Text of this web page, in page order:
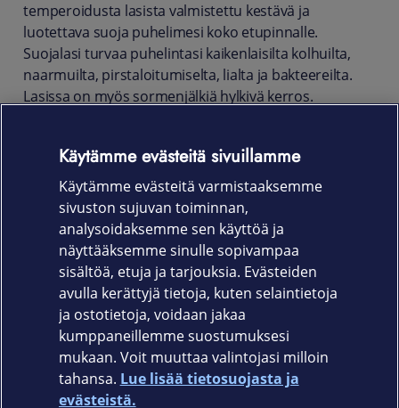
temperoidusta lasista valmistettu kestävä ja
luotettava suoja puhelimesi koko etupinnalle.
Suojalasi turvaa puhelintasi kaikenlaisilta kolhuilta,
naarmuilta, pirstaloitumiselta, lialta ja bakteereilta.
Lasissa on myös sormenjälkiä hylkivä kerros.
kanssa.
Tuotekoodi
Katso kaikki valmistajan PanzerGlass tuotteet
Elisa.fi
Käytämme evästeitä sivuillamme
Käytämme evästeitä varmistaaksemme
sivuston sujuvan toiminnan,
analysoidaksemme sen käyttöä ja
näyttääksemme sinulle sopivampaa
sisältöä, etuja ja tarjouksia. Evästeiden
avulla kerättyjä tietoja, kuten selaintietoja
ja ostotietoja, voidaan jakaa
kumppaneillemme suostumuksesi
mukaan. Voit muuttaa valintojasi milloin
tahansa. Lue lisää tietosuojasta ja
evästeistä.